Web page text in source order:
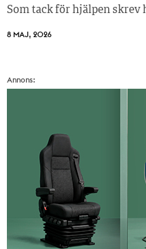
Som tack för hjälpen skrev
8 MAJ, 2026
Annons: